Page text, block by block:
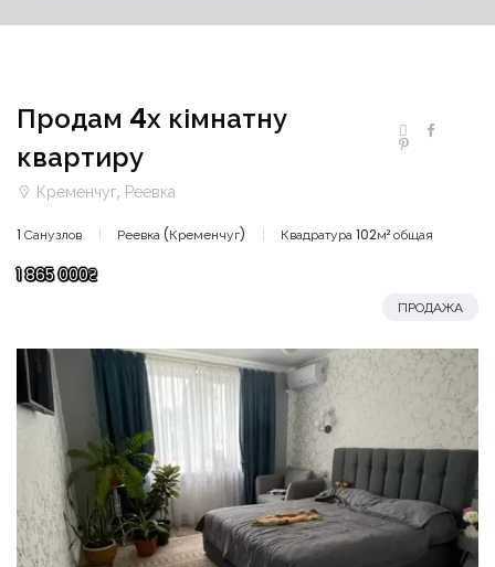
Продам 4х кімнатну
квартиру
Кременчуг, Реевка
1 Санузлов Реевка (Кременчуг) Квадратура 102м² общая
1 865 000₴
ПРОДАЖА